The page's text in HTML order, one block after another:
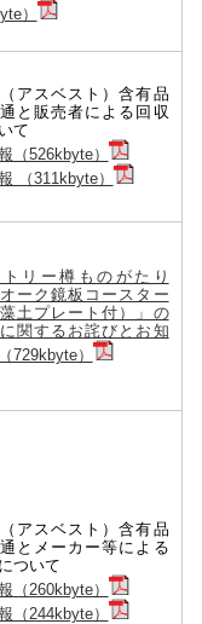
）
アスベスト）含有品
と販売者による回収
て
（526kbyte）
（311kbyte）
リー樽ものがたり
オーク鏡板コースター
藻土プレート付）」の
関するお詫びとお知
729kbyte）
アスベスト）含有品
とメーカー等による
ついて
（260kbyte）
（244kbyte）